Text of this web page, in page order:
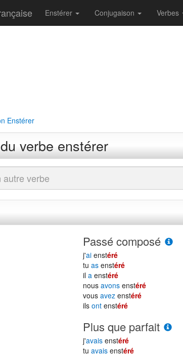
Enstérer Conjugaison Verbes
Enstérer
verbe enstérer
Passé composé
j'ai enstéré
tuas enstéré
ila enstéré
nousavons enstéré
vousavez enstéré
ilsont enstéré
Plus que parfait
j'avais enstéré
tuavais enstéré